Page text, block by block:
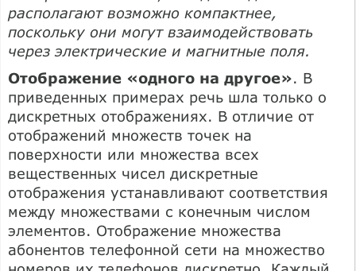
располагают возможно компактнее,
поскольку они могут взаимодействовать
через электрические и магнитные поля.
Отображение «одного на другое». В
приведенных примерах речь шла только о
дискретных отображениях. В отличие от
отображений множеств точек на
поверхности или множества всех
вещественных чисел дискретные
отображения устанавливают соответствия
между множествами с конечным числом
элементов. Отображение множества
абонентов телефонной сети на множество